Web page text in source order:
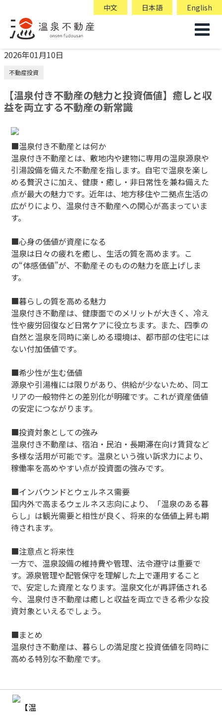
中文 日本語 English
2026年01月10日
不動産投資
【温泉付き不動産の魅力と投資価値】癒しと収
益を両立する不動産の新常識
■温泉付き不動産とは何か
温泉付き不動産とは、敷地内や建物に専用の温泉源泉や
引湯設備を備えた不動産を指します。自宅で温泉を楽し
める贅沢さに加え、健康・癒し・非日常性を兼ね備えた
点が最大の魅力です。近年は、地方移住や二拠点生活の
広がりにより、温泉付き不動産への関心が高まっていま
す。
■心身の価値が資産になる
温泉は日々の疲れを癒し、生活の質を高めます。こ
の“体感価値”が、不動産そのものの魅力を底上げしま
す。
■暮らしの質を高める魅力
温泉付き不動産は、健康面でのメリットが大きく、冷え
性や疲労回復など日常ケアに役立ちます。また、四季の
自然と温泉を同時に楽しめる環境は、都市部の住宅には
ない付加価値です。
■希少性が生む価値
源泉や引湯権には限りがあり、供給が少ないため、同エ
リアの一般物件との差別化が明確です。これが資産価値
の安定につながります。
■投資対象としての強み
温泉付き不動産は、宿泊・民泊・長期滞在向け賃貸など
多様な活用が可能です。温泉という強い訴求力により、
稼働率を高めやすい点が投資面の強みです。
■インバウンドとウェルネス需要
国内外で高まるウェルネス志向により、「温泉のある暮
らし」は観光需要と相性が良く、将来的な価値上昇も期
待されます。
■注意点と将来性
一方で、温泉設備の維持費や管理、法令遵守は重要で
す。源泉管理や配管保守を理解した上で運用すること
で、安定した資産となります。温泉文化が再評価される
今、温泉付き不動産は癒しと収益を両立できる希少な投
資対象といえるでしょう。
■まとめ
温泉付き不動産は、暮らしの満足度と投資価値を同時に
高める特別な不動産です。